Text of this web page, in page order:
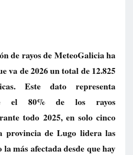
de rayos de MeteoGalicia ha
va de 2026 un total de 12.825
Este dato representa
el 80% de los rayos
todo 2025, en solo cinco
provincia de Lugo lidera las
más afectada desde que hay